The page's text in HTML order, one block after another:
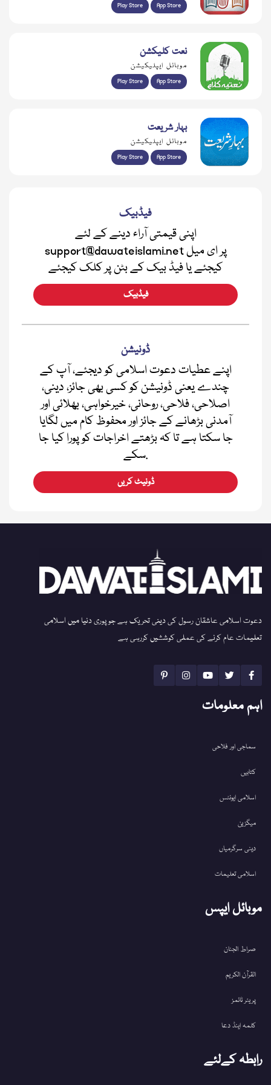
Play Store App Store
نعت کلیکشن
موبائل ایپلیکیشن
Play Store App Store
بہار شریعت
موبائل ایپلیکیشن
Play Store App Store
فیڈبیک
اپنی قیمتی آراء دینے کے لئے
support@dawateislami.net پر ای میل
کیجئے یا فیڈ بیک کے بٹن پر کلک کیجئے
فیڈبیک
ڈونیشن
اپنے عطیات دعوت اسلامی کو دیجئے، آپ کے
چندے یعنی ڈونیشن کو کسی بھی جائز، دینی،
اصلاحی، فلاحی، روحانی، خیرخواہی، بھلائی اور
آمدنی بڑھانے کے جائز اور محفوظ کام میں لگایا
جا سکتا ہے تا کہ بڑھتے اخراجات کو پورا کیا جا
سکے.
ڈونیٹ کریں
دعوت اسلامی عاشقان رسول کی دینی تحریک ہے جو پوری دنیا میں اسلامی
تعلیمات عام کرنے کی عملی کوششیں کررہی ہے
اہم معلومات
سماجی اور فلاحی
کتابیں
اسلامی ایونٹس
میگزین
دینی سرگرمیاں
اسلامی تعلیمات
موبائل ایپس
صراط الجنان
القرآن الکریم
پریئر ٹائمز
کلمہ اینڈ دعا
رابطہ کےلئے